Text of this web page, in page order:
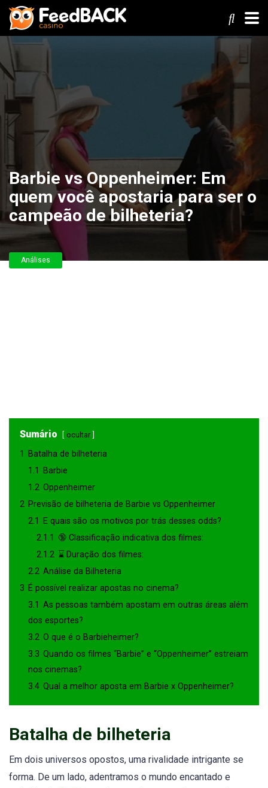
Barbie vs Oppenheimer: Em
quem você apostaria para ser o
campeão de bilheteria?
Análises
Sumário ocultar
1
Batalha de bilheteria
1.1
Barbie
1.2 Oppenheimer
2 Previsão de bilheteria de Barbie vs Oppenheimer
2.1
E quais são os motivos por trás desses odds?
2.1.1 🔞 Classificação indicativa dos filmes:
2.1.2 ⌛ Duração dos filmes:
2.2 Análise da Bilheteria
3 É possível realizar apostas no cinema?
3.1 As pessoas também apostam em outras áreas além
dos esportes?
3.2 O que é o Barbieheimer?
3.3 Quando os filmes “Barbie” e “Oppenheimer” estreiam
nos cinemas?
3.4 Qual a melhor aposta em Barbie x Oppenheimer?
Batalha de bilheteria
Em dois universos opostos, uma rivalidade intrigante se
forma. De um lado, adentramos o mundo encantado e